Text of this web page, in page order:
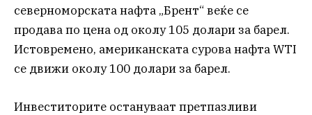
северноморската нафта „Брент“ веќе се
продава по цена од околу 105 долари за барел.
Истовремено, американската сурова нафта WTI
се движи околу 100 долари за барел.
Инвеститорите остануваат претпазливи